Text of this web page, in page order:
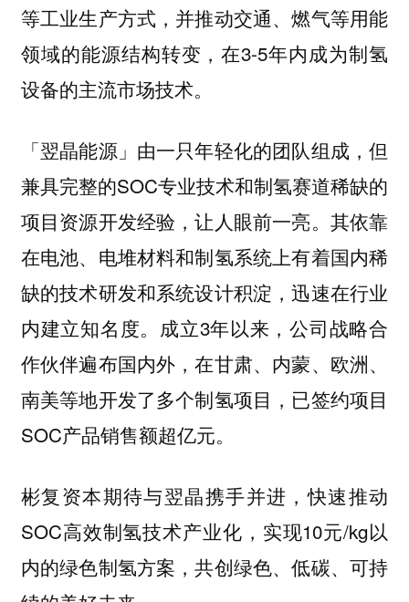
等工业生产方式，并推动交通、燃气等用能
领域的能源结构转变，在3-5年内成为制氢
设备的主流市场技术。
「翌晶能源」由一只年轻化的团队组成，但
兼具完整的SOC专业技术和制氢赛道稀缺的
项目资源开发经验，让人眼前一亮。其依靠
在电池、电堆材料和制氢系统上有着国内稀
缺的技术研发和系统设计积淀，迅速在行业
内建立知名度。成立3年以来，公司战略合
作伙伴遍布国内外，在甘肃、内蒙、欧洲、
南美等地开发了多个制氢项目，已签约项目
SOC产品销售额超亿元。
彬复资本期待与翌晶携手并进，快速推动
SOC高效制氢技术产业化，实现10元/kg以
内的绿色制氢方案，共创绿色、低碳、可持